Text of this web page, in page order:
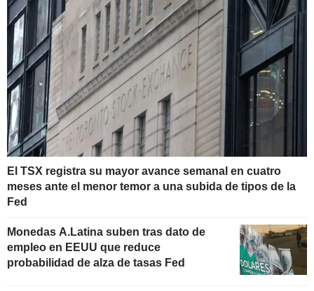
El TSX registra su mayor avance semanal en cuatro
meses ante el menor temor a una subida de tipos de la
Fed
Monedas A.Latina suben tras dato de
empleo en EEUU que reduce
probabilidad de alza de tasas Fed